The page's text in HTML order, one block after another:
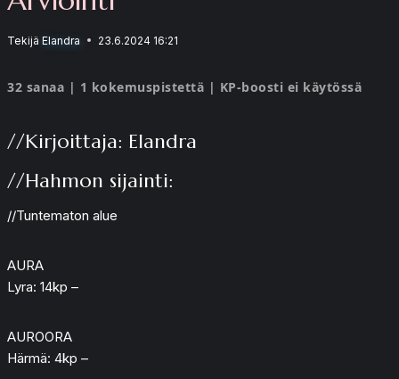
Tekijä Elandra 23.6.2024 16:21
32 sanaa | 1 kokemuspistettä | KP-boosti ei käytössä
//Kirjoittaja: Elandra
//Hahmon sijainti:
//Tuntematon alue
AURA
Lyra: 14kp –
AUROORA
Härmä: 4kp –